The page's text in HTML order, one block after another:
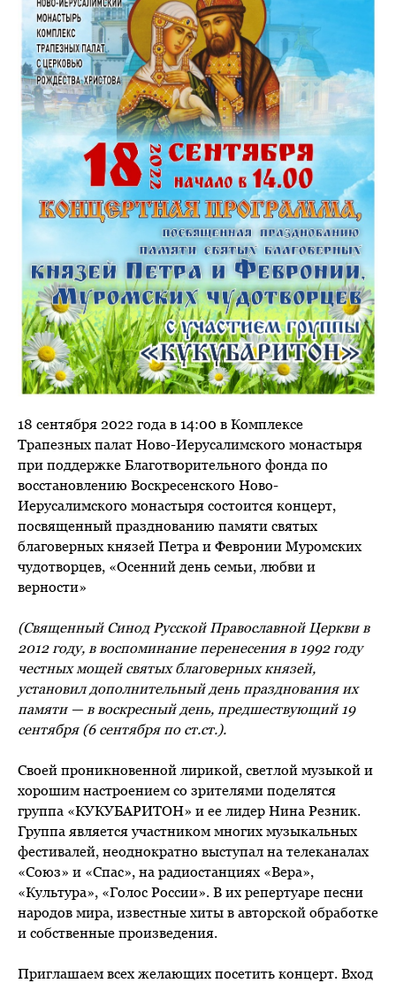
18 сентября 2022 года в 14:00 в Комплексе
Трапезных палат Ново-Иерусалимского монастыря
при поддержке Благотворительного фонда по
восстановлению Воскресенского Ново-
Иерусалимского монастыря состоится концерт,
посвященный празднованию памяти святых
благоверных князей Петра и Февронии Муромских
чудотворцев, «Осенний день семьи, любви и
верности»
(Священный Синод Русской Православной Церкви в
2012 году, в воспоминание перенесения в 1992 году
честных мощей святых благоверных князей,
установил дополнительный день празднования их
памяти — в воскресный день, предшествующий 19
сентября (6 сентября по ст.ст.).
Своей проникновенной лирикой, светлой музыкой и
хорошим настроением со зрителями поделятся
группа «КУКУБАРИТОН» и ее лидер Нина Резник.
Группа является участником многих музыкальных
фестивалей, неоднократно выступал на телеканалах
«Союз» и «Спас», на радиостанциях «Вера»,
«Культура», «Голос России». В их репертуаре песни
народов мира, известные хиты в авторской обработке
и собственные произведения.
Приглашаем всех желающих посетить концерт. Вход